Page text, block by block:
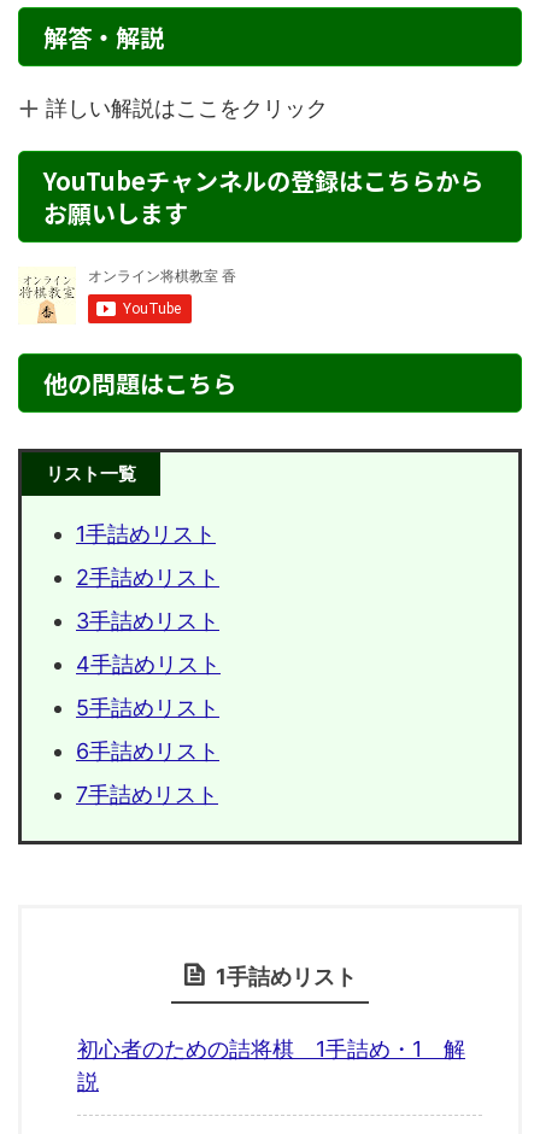
解答・解説
詳しい解説はここをクリック
YouTubeチャンネルの登録はこちらから
お願いします
他の問題はこちら
リスト一覧
1手詰めリスト
2手詰めリスト
3手詰めリスト
4手詰めリスト
5手詰めリスト
6手詰めリスト
7手詰めリスト
1手詰めリスト
初心者のための詰将棋 1手詰め・1 解
説